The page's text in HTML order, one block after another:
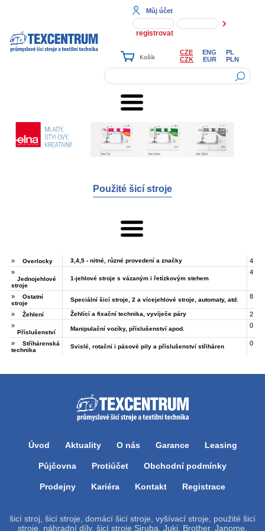
Můj účet
registrovat
CZE ENG
PL
CZK
EUR PLN
Použité šicí stroje
» Overlocky 3,4,5 - nitné, různé provedení a značky
4
»
Jednojehlové
stroje
1-jehlové stroje s vázaným i řetízkovým stehem
4
»
Ostatní
stroje
Speciální šicí stroje, 2 a vícejehlové stroje, automaty, atd. 8
» Žehlení Žehlící a fixační technika, vyvíječe páry
2
»
Příslušenství
Manipulační vozíky, příslušenství apod. 0
»
Stříhárenská
technika
Svislé, rotační i pásové pily a příslušenství střiháren 0
Úvod Aktuality O nás Garance Leasing
Půjčovna Protiúčet Obchodní podmínky
Prodejny Kariéra Kontakt Registrace
šicí stroj, šicí stroje, domácí šicí stroje, vyšívací stroje, použité šicí
stroje, náhradní díly, šicí stroje Siruba, Juki, Brother, Janome,